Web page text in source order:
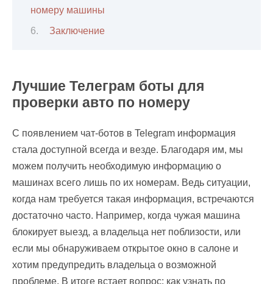
номеру машины
Заключение
Лучшие Телеграм боты для
проверки авто по номеру
С появлением чат-ботов в Telegram информация
стала доступной всегда и везде. Благодаря им, мы
можем получить необходимую информацию о
машинах всего лишь по их номерам. Ведь ситуации,
когда нам требуется такая информация, встречаются
достаточно часто. Например, когда чужая машина
блокирует выезд, а владельца нет поблизости, или
если мы обнаруживаем открытое окно в салоне и
хотим предупредить владельца о возможной
проблеме. В итоге встает вопрос: как узнать по